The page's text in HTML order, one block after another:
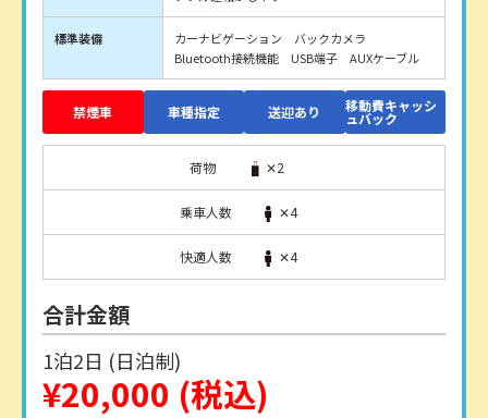
標準装備
カーナビゲーション バックカメラ
Bluetooth接続機能 USB端子 AUXケーブル
禁煙車 車種指定 送迎あり 移動費キャッシ
ュバック
荷物 ✕2
乗車人数 ✕4
快適人数 ✕4
合計金額
1泊2日 (日泊制)
¥20,000 (税込)